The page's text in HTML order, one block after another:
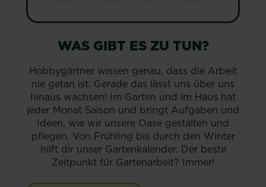
WAS GIBT ES ZU TUN?
Hobbygärtner wissen genau, dass die Arbeit
nie getan ist. Gerade das lässt uns über uns
hinaus wachsen! Im Garten und im Haus hat
jeder Monat Saison und bringt Aufgaben und
Ideen, wie wir unsere Oase gestalten und
pflegen. Von Frühling bis durch den Winter
hilft dir unser Gartenkalender. Der beste
Zeitpunkt für Gartenarbeit? Immer!